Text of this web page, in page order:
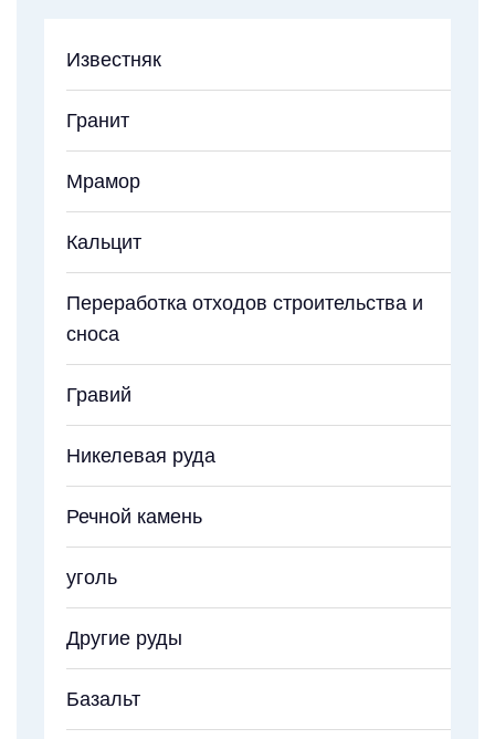
Известняк
Гранит
Мрамор
Кальцит
Переработка отходов строительства и
сноса
Гравий
Никелевая руда
Речной камень
уголь
Другие руды
Базальт